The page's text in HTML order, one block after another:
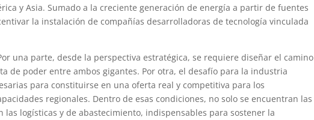
y Asia. Sumado a la creciente generación de energía a partir de fuentes
la instalación de compañías desarrolladoras de tecnología vinculada
una parte, desde la perspectiva estratégica, se requiere diseñar el camino
de poder entre ambos gigantes. Por otra, el desafío para la industria
para constituirse en una oferta real y competitiva para los
regionales. Dentro de esas condiciones, no solo se encuentran las
las logísticas y de abastecimiento, indispensables para sostener la